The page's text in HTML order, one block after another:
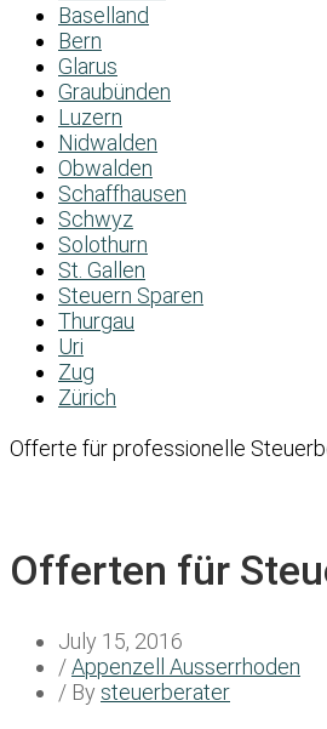
Baselland
Bern
Glarus
Graubünden
Luzern
Nidwalden
Obwalden
Schaffhausen
Schwyz
Solothurn
St. Gallen
Steuern Sparen
Thurgau
Uri
Zug
Zürich
Offerte für professionelle
Offerten für
July 15, 2016
/Appenzell Ausserrhoden
/ By steuerberater